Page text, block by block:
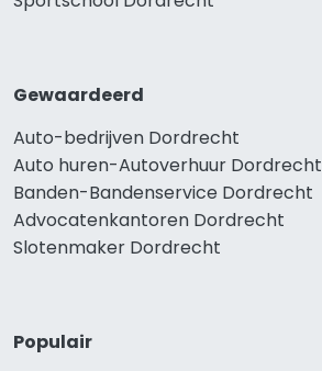
Gewaardeerd
Auto-bedrijven Dordrecht
Auto huren-Autoverhuur Dordrecht
Banden-Bandenservice Dordrecht
Advocatenkantoren Dordrecht
Slotenmaker Dordrecht
Populair